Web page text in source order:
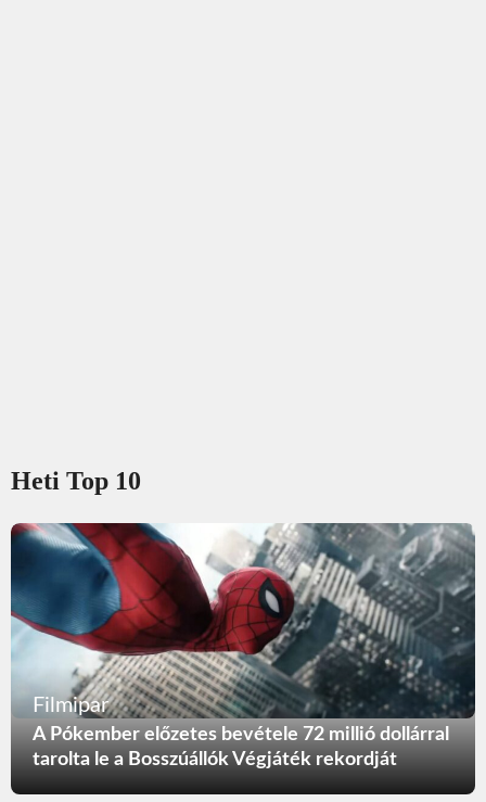
Heti Top 10
Filmipar
A Pókember előzetes bevétele 72 millió dollárral
tarolta le a Bosszúállók Végjáték rekordját